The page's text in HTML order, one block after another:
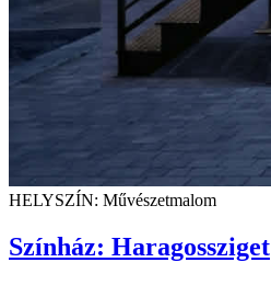
HELYSZÍN: Művészetmalom
Színház: Haragossziget